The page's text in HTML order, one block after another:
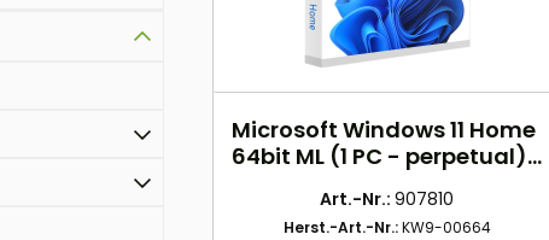
Microsoft Windows 11 Home
64bit ML (1 PC - perpetual)
Art.-Nr.:907810
Herst.-Art.-Nr.:KW9-00664